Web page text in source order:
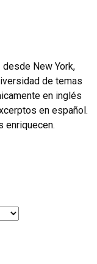
New York,
de temas
en inglés
en español.
enriquecen.